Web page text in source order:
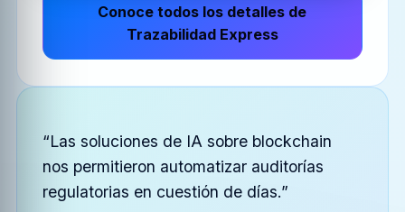
Conoce todos los detalles de
Trazabilidad Express
“Las soluciones de IA sobre blockchain
nos permitieron automatizar auditorías
regulatorias en cuestión de días.”